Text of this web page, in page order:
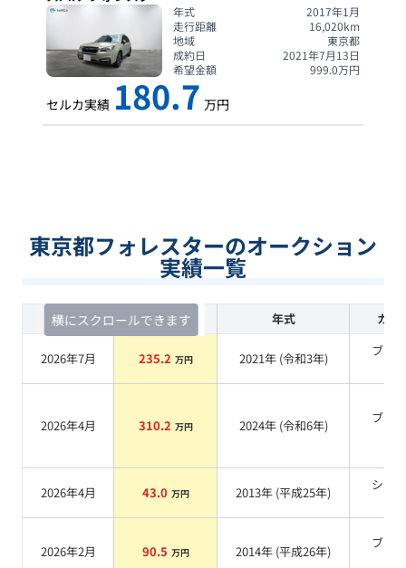
年式
2017年1月
走行距離
16,020km
地域
東京都
成約日
2021年7月13日
希望金額
999.0万円
セルカ実績 180.7 万円
東京都フォレスターのオークション
実績一覧
横にスクロールできます
査定時期 セルカ実績 年式 カラ
2026年7月 235.2 万円 2021年 (令和3年)
ブラ
2026年4月 310.2 万円 2024年 (令和6年)
ブラ
2026年4月 43.0 万円 2013年 (平成25年)
シル
2026年2月 90.5 万円 2014年 (平成26年)
ブラ